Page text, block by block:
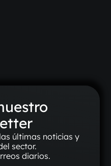
últimas noticias y
sector.
diarios.